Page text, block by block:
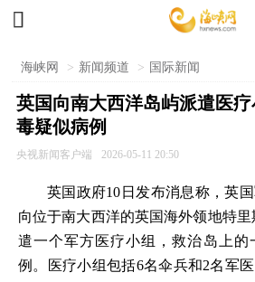

海峡网 > 新闻频道 > 国际新闻
英国向南大西洋岛屿派遣医
毒疑似病例
央视新闻客户端 2026-05-11 20:50
英国政府10日发布消息称，英
向位于南大西洋的英国海外领地特
遣一个军方医疗小组，救治岛上的
例。医疗小组包括6名伞兵和2名军